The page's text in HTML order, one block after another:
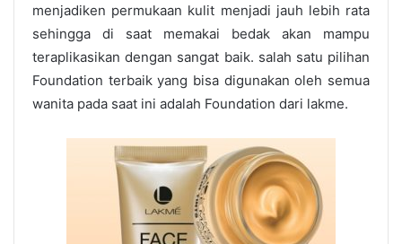
menjadiken permukaan kulit menjadi jauh lebih rata
sehingga di saat memakai bedak akan mampu
teraplikasikan dengan sangat baik. salah satu pilihan
Foundation terbaik yang bisa digunakan oleh semua
wanita pada saat ini adalah Foundation dari lakme.